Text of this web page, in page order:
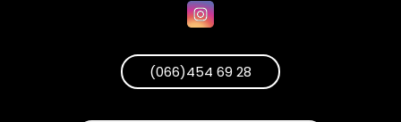
(066)454 69 28